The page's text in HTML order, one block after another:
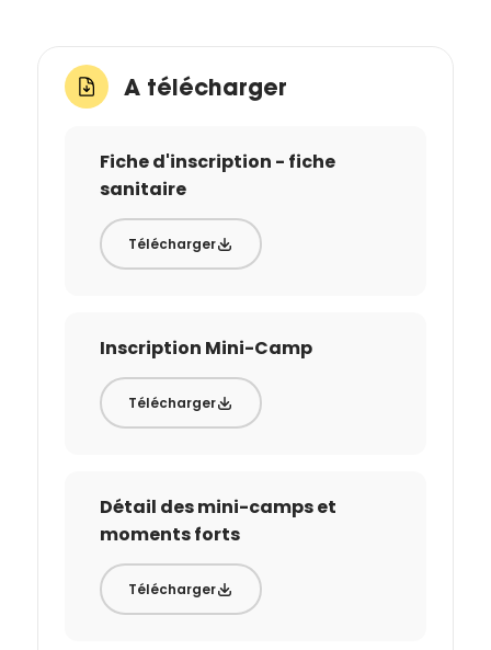
A télécharger
Fiche d'inscription - fiche
sanitaire
Télécharger
Inscription Mini-Camp
Télécharger
Détail des mini-camps et
moments forts
Télécharger